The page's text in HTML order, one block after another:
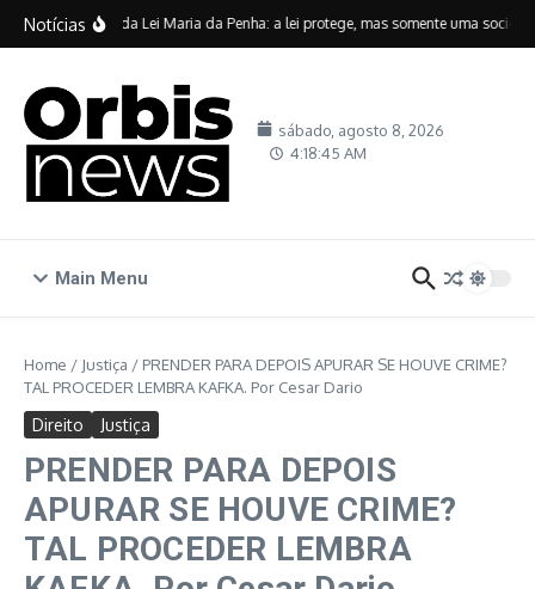
Ir para o conteúdo
Notícias
Vinte anos da Lei Maria da Penha: a lei protege, mas somente uma
sábado, agosto 8, 2026
4:18:46 AM
Main Menu
Home / Justiça / PRENDER PARA DEPOIS APURAR SE HOUVE CRIME?
TAL PROCEDER LEMBRA KAFKA. Por Cesar Dario
Direito Justiça
PRENDER PARA DEPOIS
APURAR SE HOUVE CRIME?
TAL PROCEDER LEMBRA